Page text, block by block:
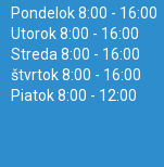
Pondelok 8:00 - 16:00
Utorok 8:00 - 16:00
Streda 8:00 - 16:00
štvrtok 8:00 - 16:00
Piatok 8:00 - 12:00